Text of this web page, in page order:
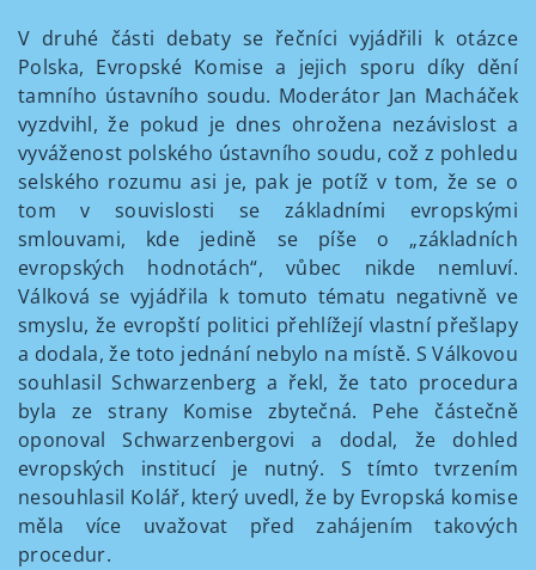
V druhé části debaty se řečníci vyjádřili k otázce
Polska, Evropské Komise a jejich sporu díky dění
tamního ústavního soudu. Moderátor Jan Macháček
vyzdvihl, že pokud je dnes ohrožena nezávislost a
vyváženost polského ústavního soudu, což z pohledu
selského rozumu asi je, pak je potíž v tom, že se o
tom v souvislosti se základními evropskými
smlouvami, kde jedině se píše o „základních
evropských hodnotách“, vůbec nikde nemluví.
Válková se vyjádřila k tomuto tématu negativně ve
smyslu, že evropští politici přehlížejí vlastní přešlapy
a dodala, že toto jednání nebylo na místě. S Válkovou
souhlasil Schwarzenberg a řekl, že tato procedura
byla ze strany Komise zbytečná. Pehe částečně
oponoval Schwarzenbergovi a dodal, že dohled
evropských institucí je nutný. S tímto tvrzením
nesouhlasil Kolář, který uvedl, že by Evropská komise
měla více uvažovat před zahájením takových
procedur.